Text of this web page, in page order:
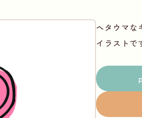
ヘタウマな
イラストで